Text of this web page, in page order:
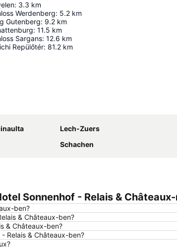
: 3.3 km
Werdenberg: 5.2 km
Gutenberg: 9.2 km
: 11.5 km
Sargans: 12.6 km
Repülőtér: 81.2 km
Lech-Zuers
Schachen
Sonnenhof - Relais &
ben?
& Châteaux-ben?
& Châteaux-ben?
Relais & Châteaux-ben?